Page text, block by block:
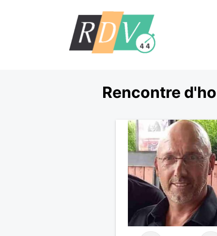
Rencontre